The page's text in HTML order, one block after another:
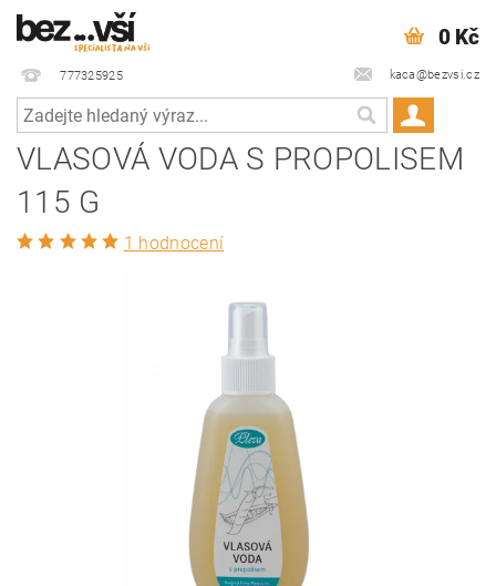
777325925 kaca@bezvsi.cz
0 Kč
VLASOVÁ VODA S PROPOLISEM
115 G
1 hodnocení